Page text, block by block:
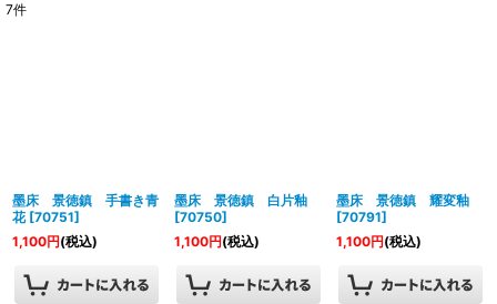
7件
墨床 景徳鎮 手書き青
花 [70751]
1,100円(税込)
墨床 景徳鎮 白片釉
[70750]
1,100円(税込)
墨床 景徳鎮 耀変釉
[70791]
1,100円(税込)